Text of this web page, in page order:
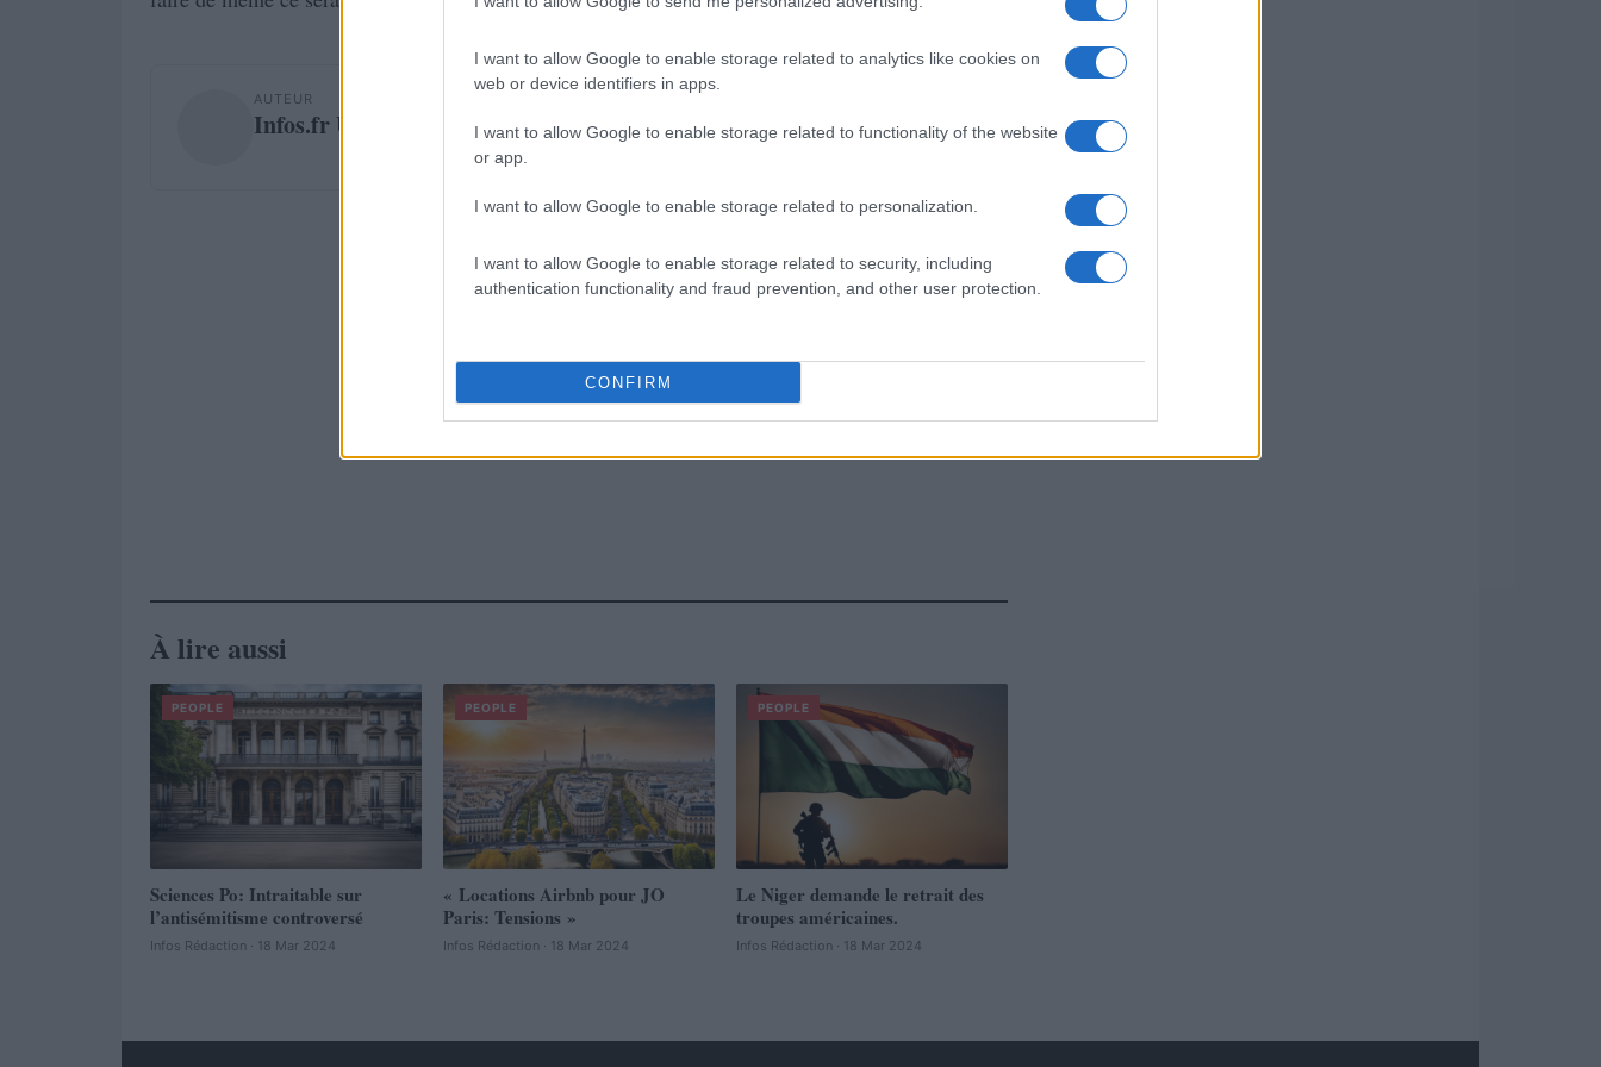
I want to allow Google to enable storage related to analytics like cookies on
web or device identifiers in apps.
I want to allow Google to enable storage related to functionality of the website
or app.
I want to allow Google to enable storage related to personalization.
I want to allow Google to enable storage related to security, including
authentication functionality and fraud prevention, and other user protection.
CONFIRM
AUTEUR
Infos.fr Unit
À lire aussi
PEOPLE
Sciences Po: Intraitable sur
l’antisémitisme controversé
Infos Rédaction · 18 Mar 2024
PEOPLE
« Locations Airbnb pour JO
Paris: Tensions »
Infos Rédaction · 18 Mar 2024
PEOPLE
Le Niger demande le retrait des
troupes américaines.
Infos Rédaction · 18 Mar 2024